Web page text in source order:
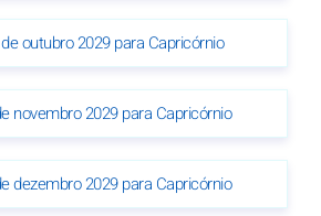
outubro 2029 para Capricórnio
novembro 2029 para Capricórnio
dezembro 2029 para Capricórnio